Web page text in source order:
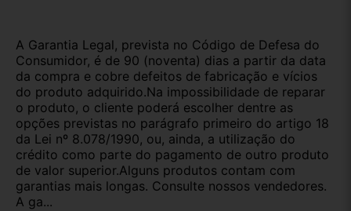
A Garantia Legal, prevista no Código de Defesa do
Consumidor, é de 90 (noventa) dias a partir da data
da compra e cobre defeitos de fabricação e vícios
do produto adquirido.Na impossibilidade de reparar
o produto, o cliente poderá escolher dentre as
opções previstas no parágrafo primeiro do artigo 18
da Lei nº 8.078/1990, ou, ainda, a utilização do
crédito como parte do pagamento de outro produto
de valor superior.Alguns produtos contam com
garantias mais longas. Consulte nossos vendedores.
A ga...